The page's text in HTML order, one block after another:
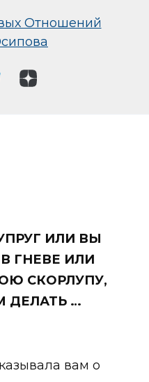
ИЛИ ВЫ
ГНЕВЕ ИЛИ
СКОРЛУПУ,
ДЕЛАТЬ …
вам о